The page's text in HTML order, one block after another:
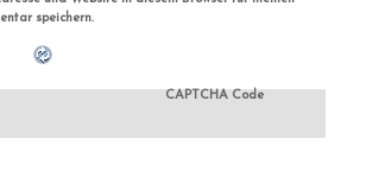
speichern.
CAPTCHA Code